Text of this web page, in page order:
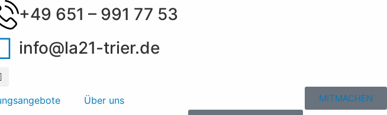
+49 651 – 991 77 53
info@la21-trier.de
Über uns MITMACHEN